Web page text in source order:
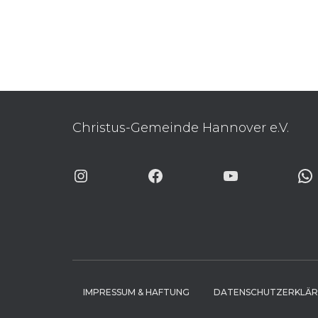
Christus-Gemeinde Hannover e.V.
IMPRESSUM & HAFTUNG